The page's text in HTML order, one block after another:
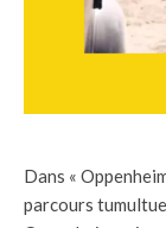
Dans «
parcours